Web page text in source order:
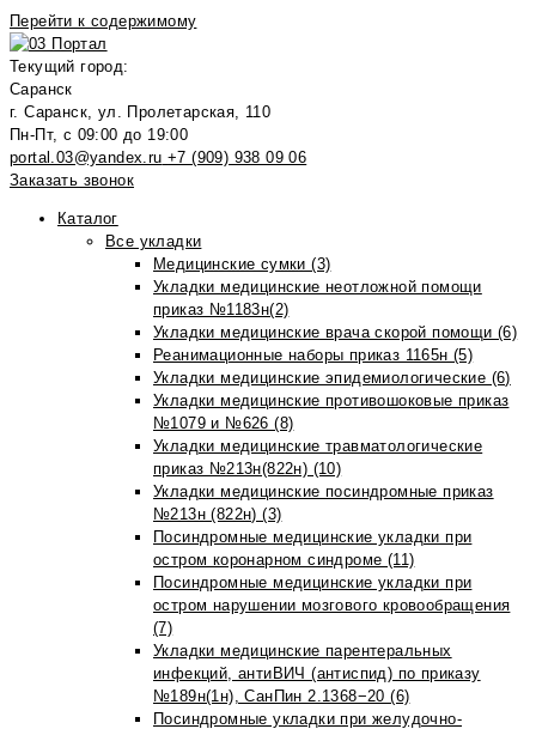
Перейти к содержимому
Текущий город:
Саранск
г. Саранск, ул. Пролетарская, 110
Пн-Пт, с 09:00 до 19:00
portal.03@yandex.ru +7 (909) 938 09 06
Заказать звонок
Каталог
Все укладки
Медицинские сумки (3)
Укладки медицинские неотложной помощи
приказ №1183н(2)
Укладки медицинские врача скорой помощи (6)
Реанимационные наборы приказ 1165н (5)
Укладки медицинские эпидемиологические (6)
Укладки медицинские противошоковые приказ
№1079 и №626 (8)
Укладки медицинские травматологические
приказ №213н(822н) (10)
Укладки медицинские посиндромные приказ
№213н (822н) (3)
Посиндромные медицинские укладки при
остром коронарном синдроме (11)
Посиндромные медицинские укладки при
остром нарушении мозгового кровообращения
(7)
Укладки медицинские парентеральных
инфекций, антиВИЧ (антиспид) по приказу
№189н(1н), СанПин 2.1368−20 (6)
Посиндромные укладки при желудочно-